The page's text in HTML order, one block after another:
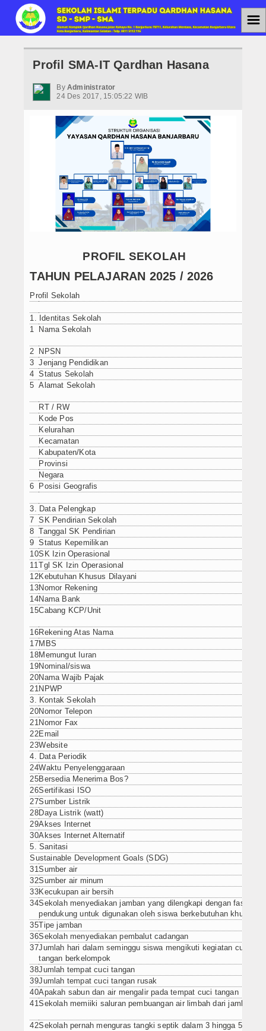
Home
SMAIT
PPDB SMPIT
PPDB SDIT
Foto & Video
Album Foto
Koleksi Video
Download
Hubungi Kami
Struktur Yayasan
Sejarah Yayasan
Index Berita
Artikel
☰
Profil SMA-IT Qardhan Hasana
By Administrator
24 Des 2017, 15:05:22 WIB
PROFIL SEKOLAH
TAHUN PELAJARAN 2025 / 2026
Profil Sekolah
1. Identitas Sekolah
1
Nama Sekolah
2
NPSN
3 Jenjang Pendidikan
4 Status Sekolah
5 Alamat Sekolah
RT / RW
Kode Pos
Kelurahan
Kecamatan
Kabupaten/Kota
Provinsi
Negara
6
Posisi Geografis
3. Data Pelengkap
7 SK Pendirian Sekolah
8 Tanggal SK Pendirian
9 Status Kepemilikan
10SK Izin Operasional
11Tgl SK Izin Operasional
12Kebutuhan Khusus Dilayani
13Nomor Rekening
14Nama Bank
15Cabang KCP/Unit
16Rekening Atas Nama
17MBS
18Memungut Iuran
19Nominal/siswa
20Nama Wajib Pajak
21NPWP
3. Kontak Sekolah
20Nomor Telepon
21Nomor Fax
22Email
23Website
4. Data Periodik
24Waktu Penyelenggaraan
25Bersedia Menerima Bos?
26Sertifikasi ISO
27Sumber Listrik
28Daya Listrik (watt)
29Akses Internet
30Akses Internet Alternatif
5. Sanitasi
Sustainable Development Goals (SDG)
31Sumber air
32Sumber air minum
33Kecukupan air bersih
34Sekolah menyediakan jamban yang dilengkapi dengan fasilitas
pendukung untuk digunakan oleh siswa berkebutuhan khusus
35Tipe jamban
36Sekolah menyediakan pembalut cadangan
37Jumlah hari dalam seminggu siswa mengikuti kegiatan cuci
tangan berkelompok
38Jumlah tempat cuci tangan
39Jumlah tempat cuci tangan rusak
40Apakah sabun dan air mengalir pada tempat cuci tangan
41Sekolah memiiki saluran pembuangan air limbah dari jamban
42Sekolah pernah menguras tangki septik dalam 3 hingga 5 tahun